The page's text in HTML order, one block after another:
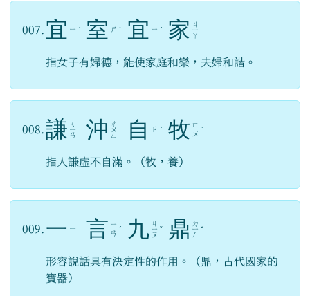
007. 宜 ㄧ ˊ 室 ㄕ ˋ 宜 ㄧ ˊ 家 ㄐ
ㄧ
ㄚ
指女子有婦德，能使家庭和樂，夫婦和諧。
008. 謙 ㄑ
ㄧ
ㄢ 沖 ㄔ
ㄨ
ㄥ 自 ㄗ ˋ 牧 ㄇ
ㄨ ˋ
指人謙虛不自滿。（牧，養）
009. 一 ㄧ 言 ㄧ
ㄢ ˊ 九 ㄐ
ㄧ
ㄡ
ˇ 鼎 ㄉ
ㄧ
ㄥ
ˇ
形容說話具有決定性的作用。（鼎，古代國家的
寶器）